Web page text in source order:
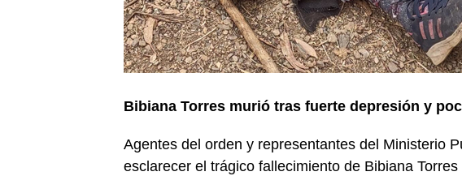
Bibiana Torres murió tras fuerte depresión y
Agentes del orden y representantes del Ministerio
esclarecer el trágico fallecimiento de Bibiana